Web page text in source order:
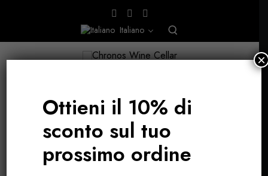
Italiano
DISCOVERY BOX GIUGNO 2025
Ottieni il 10% di
sconto sul tuo
prossimo ordine
×